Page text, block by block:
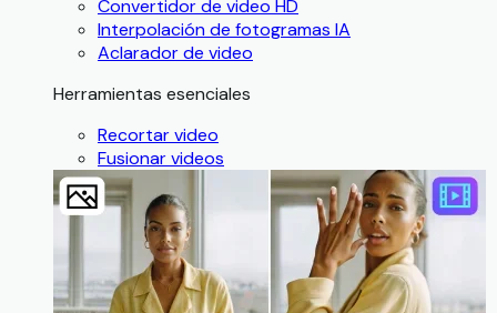
Convertidor de video HD
Interpolación de fotogramas IA
Aclarador de video
Herramientas esenciales
Recortar video
Fusionar videos